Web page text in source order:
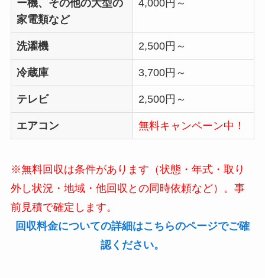
ー機、その他の大型の
家電類など
4,000円～
洗濯機 2,500円～
冷蔵庫 3,700円～
テレビ 2,500円～
エアコン 無料キャンペーン中！
※無料回収は条件があります（状態・年式・取り
外し状況・地域・他回収との同時依頼など）。事
前見積で確定します。
回収料金についての詳細はこちらのページでご確
認ください。